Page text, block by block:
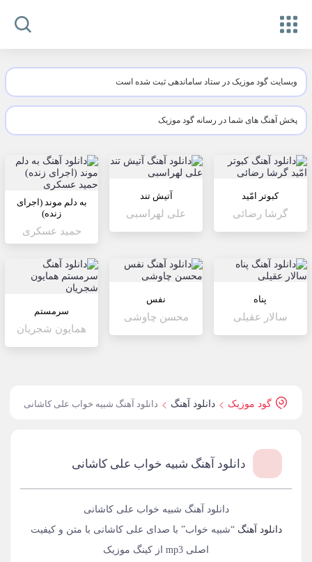
وبسایت گود موزیک در ستاد ساماندهی ثبت شده است
پخش آهنگ های شما در رسانه گود موزیک
کبوتر امّید
گرشا رضائی
آتیش تند
علی لهراسبی
به دلم موند (اجرای
زنده)
حمید عسکری
پناه
سالار عقیلی
نفس
محسن چاوشی سرمستم
همایون شجریان
گود موزیک دانلود آهنگ دانلود آهنگ شبیه خواب علی کاشانی
دانلود آهنگ شبیه خواب علی کاشانی
دانلود آهنگ شبیه خواب علی کاشانی
دانلود آهنگ “شبیه خواب” با صدای علی کاشانی با متن و کیفیت
اصلی mp3 از کینگ موزیک